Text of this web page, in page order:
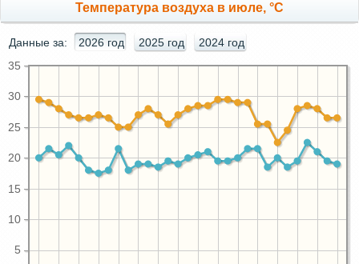
Температура воздуха в июле, °C
Данные за: 2026 год 2025 год 2024 год
5
10
15
20
25
30
35